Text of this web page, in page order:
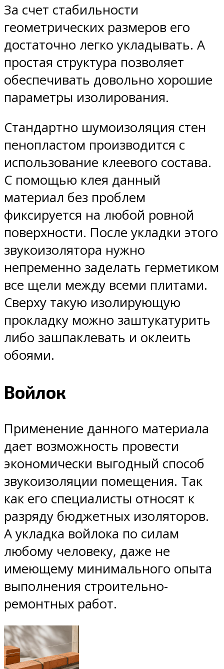
За счет стабильности
геометрических размеров его
достаточно легко укладывать. А
простая структура позволяет
обеспечивать довольно хорошие
параметры изолирования.
Стандартно шумоизоляция стен
пенопластом производится с
использование клеевого состава.
С помощью клея данный
материал без проблем
фиксируется на любой ровной
поверхности. После укладки этого
звукоизолятора нужно
непременно заделать герметиком
все щели между всеми плитами.
Сверху такую изолирующую
прокладку можно заштукатурить
либо зашпаклевать и оклеить
обоями.
Войлок
Применение данного материала
дает возможность провести
экономически выгодный способ
звукоизоляции помещения. Так
как его специалисты относят к
разряду бюджетных изоляторов.
А укладка войлока по силам
любому человеку, даже не
имеющему минимального опыта
выполнения строительно-
ремонтных работ.